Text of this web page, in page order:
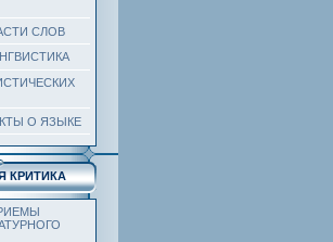
СЛОВ
О ЯЗЫКЕ
КРИТИКА